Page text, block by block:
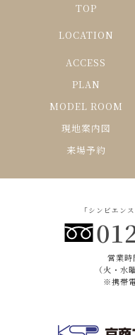
TOP
LOCATION
ACCESS
PLAN
MODEL ROOM
現地案内図
来場予約
「シンビエン
営業
（火・水
※携帯